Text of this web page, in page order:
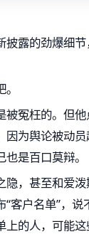
披露的劲爆细
被冤枉的。但
因为舆论被动
是百口莫辩。
隐，甚至和爱
客户名单”，
上的人，可能